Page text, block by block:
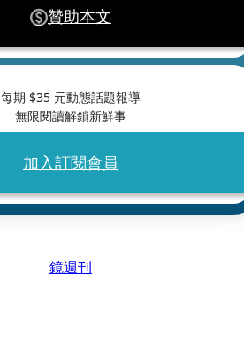
贊助本文
每期 $35 元動態話題報導
無限閱讀解鎖新鮮事
加入訂閱會員
鏡週刊